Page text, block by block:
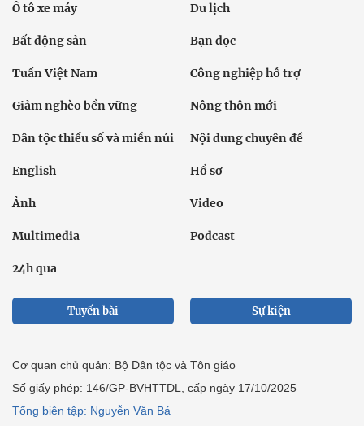
Ô tô xe máy Du lịch
Bất động sản Bạn đọc
Tuần Việt Nam Công nghiệp hỗ trợ
Giảm nghèo bền vững Nông thôn mới
Dân tộc thiểu số và miền núi Nội dung chuyên đề
English Hồ sơ
Ảnh Video
Multimedia Podcast
24h qua
Tuyến bài Sự kiện
Cơ quan chủ quản: Bộ Dân tộc và Tôn giáo
Số giấy phép: 146/GP-BVHTTDL, cấp ngày 17/10/2025
Tổng biên tập: Nguyễn Văn Bá